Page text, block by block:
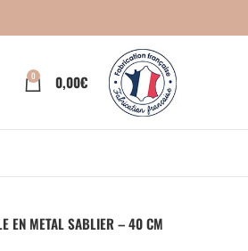
0 0,00€
EN METAL SABLIER – 40 CM